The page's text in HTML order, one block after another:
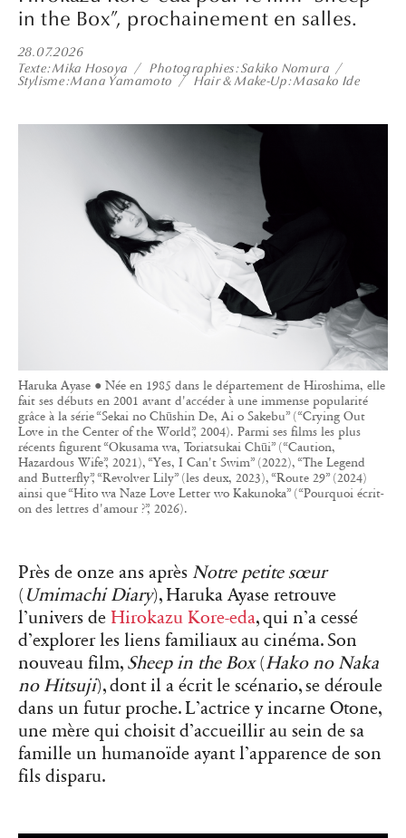
Haruka Ayase ● Née en 1985 dans le département de Hiroshima, elle
fait ses débuts en 2001 avant d'accéder à une immense popularité
grâce à la série “Sekai no Chūshin De, Ai o Sakebu” (“Crying Out
Love in the Center of the World”, 2004). Parmi ses films les plus
récents figurent “Okusama wa, Toriatsukai Chūi” (“Caution,
Hazardous Wife”, 2021), “Yes, I Can't Swim” (2022), “The Legend
and Butterfly”, “Revolver Lily” (les deux, 2023), “Route 29” (2024)
ainsi que “Hito wa Naze Love Letter wo Kakunoka” (“Pourquoi écrit-
on des lettres d'amour ?”, 2026).
Près de onze ans aprèsNotre petite sœur
(Umimachi Diary), Haruka Ayase retrouve
nouveau film,Sheep in the Box(Hako no Naka
no Hitsuji), dont il a écrit le scénario, se déroule
dans un futur proche. L’actrice y incarne Otone,
une mère qui choisit d’accueillir au sein de sa
famille un humanoïde ayant l’apparence de son
fils disparu.